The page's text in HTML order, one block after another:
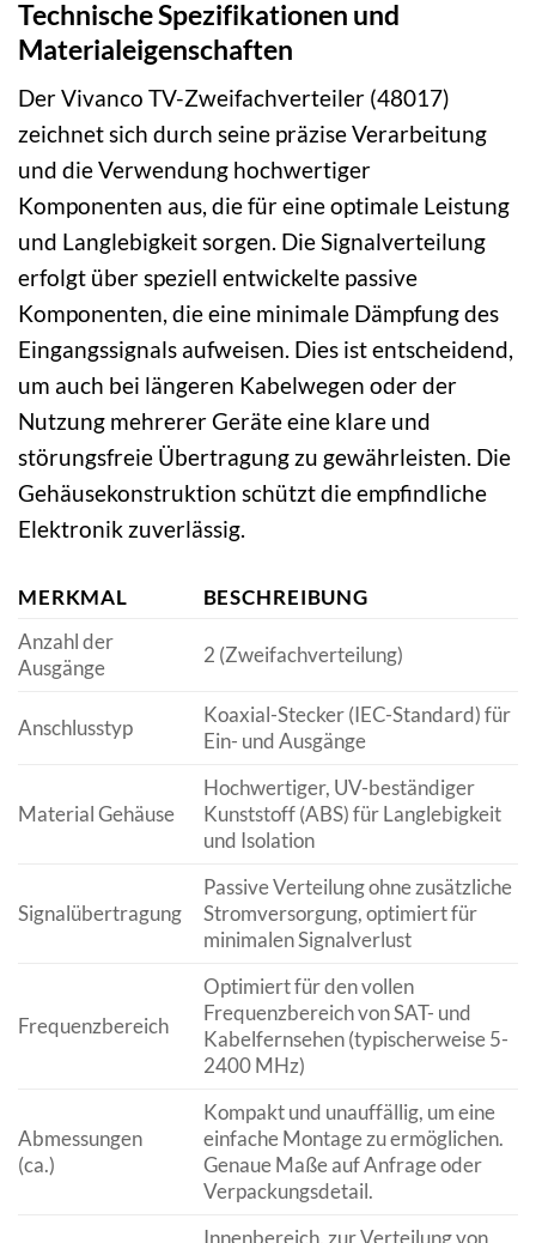
Technische Spezifikationen und
Materialeigenschaften
Der Vivanco TV-Zweifachverteiler (48017)
zeichnet sich durch seine präzise Verarbeitung
und die Verwendung hochwertiger
Komponenten aus, die für eine optimale Leistung
und Langlebigkeit sorgen. Die Signalverteilung
erfolgt über speziell entwickelte passive
Komponenten, die eine minimale Dämpfung des
Eingangssignals aufweisen. Dies ist entscheidend,
um auch bei längeren Kabelwegen oder der
Nutzung mehrerer Geräte eine klare und
störungsfreie Übertragung zu gewährleisten. Die
Gehäusekonstruktion schützt die empfindliche
Elektronik zuverlässig.
MERKMAL
BESCHREIBUNG
Anzahl der
Ausgänge
2 (Zweifachverteilung)
Anschlusstyp
Koaxial-Stecker (IEC-Standard) für
Ein- und Ausgänge
Material Gehäuse
Hochwertiger, UV-beständiger
Kunststoff (ABS) für Langlebigkeit
und Isolation
Signalübertragung
Passive Verteilung ohne zusätzliche
Stromversorgung, optimiert für
minimalen Signalverlust
Frequenzbereich
Optimiert für den vollen
Frequenzbereich von SAT- und
Kabelfernsehen (typischerweise 5-
2400 MHz)
Abmessungen
(ca.)
Kompakt und unauffällig, um eine
einfache Montage zu ermöglichen.
Genaue Maße auf Anfrage oder
Verpackungsdetail.
Innenbereich, zur Verteilung von